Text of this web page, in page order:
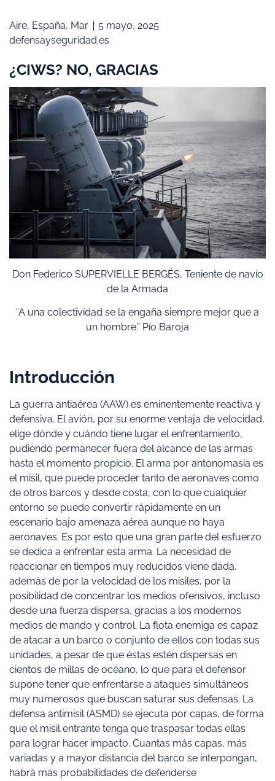
Aire, España, Mar
5 mayo, 2025
defensayseguridad.es
¿CIWS? NO, GRACIAS
Don Federico SUPERVIELLE BERGÉS, Teniente de navío
de la Armada
“A una colectividad se la engaña siempre mejor que a
un hombre.” Pío Baroja
Introducción
La guerra antiaérea (AAW) es eminentemente reactiva y
defensiva. El avión, por su enorme ventaja de velocidad,
elige dónde y cuándo tiene lugar el enfrentamiento,
pudiendo permanecer fuera del alcance de las armas
hasta el momento propicio. El arma por antonomasia es
el misil, que puede proceder tanto de aeronaves como
de otros barcos y desde costa, con lo que cualquier
entorno se puede convertir rápidamente en un
escenario bajo amenaza aérea aunque no haya
aeronaves. Es por esto que una gran parte del esfuerzo
se dedica a enfrentar esta arma. La necesidad de
reaccionar en tiempos muy reducidos viene dada,
además de por la velocidad de los misiles, por la
posibilidad de concentrar los medios ofensivos, incluso
desde una fuerza dispersa, gracias a los modernos
medios de mando y control. La flota enemiga es capaz
de atacar a un barco o conjunto de ellos con todas sus
unidades, a pesar de que éstas estén dispersas en
cientos de millas de océano, lo que para el defensor
supone tener que enfrentarse a ataques simultáneos
muy numerosos que buscan saturar sus defensas. La
defensa antimisil (ASMD) se ejecuta por capas, de forma
que el misil entrante tenga que traspasar todas ellas
para lograr hacer impacto. Cuantas más capas, más
variadas y a mayor distancia del barco se interpongan,
habrá más probabilidades de defenderse